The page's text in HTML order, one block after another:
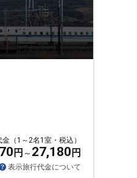
（1～2名1室・税込）
円 27,180 円
表示旅行代金について